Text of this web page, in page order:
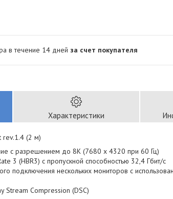
в течение 14 дней за счет покупателя
Характеристики
rev.1.4 (2 м)
с разрешением до 8K (7680 x 4320 при 60 Гц)
3 (HBR3) с пропускной способностью 32,4 Гбит/с
подключения нескольких мониторов с
Stream Compression (DSC)